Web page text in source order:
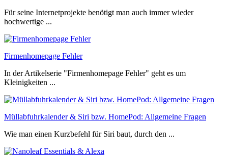
Für seine Internetprojekte benötigt man auch immer wieder
hochwertige ...
Firmenhomepage Fehler
In der Artikelserie "Firmenhomepage Fehler" geht es um
Kleinigkeiten ...
Müllabfuhrkalender & Siri bzw. HomePod: Allgemeine Fragen
Wie man einen Kurzbefehl für Siri baut, durch den ...